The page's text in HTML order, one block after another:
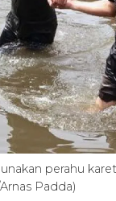
perahu
Padda)